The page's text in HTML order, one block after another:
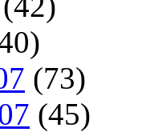
(73)
(45)